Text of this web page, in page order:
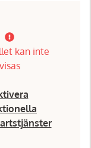
kan inte
visas